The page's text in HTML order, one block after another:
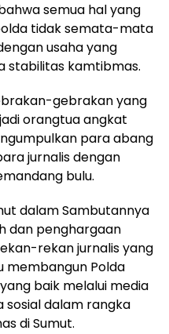
semua hal yang
tidak semata-mata
usaha yang
stabilitas kamtibmas.
gebrakan yang
orangtua angkat
para abang
jurnalis dengan
bulu.
dalam Sambutannya
dan penghargaan
rekan jurnalis yang
membangun Polda
baik melalui media
sosial dalam rangka
di Sumut.